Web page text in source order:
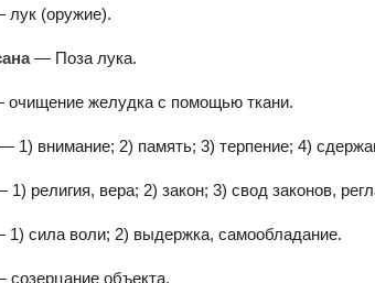
лук (оружие).
— Поза лука.
желудка с помощью ткани.
1) внимание; 2) память; 3) терпение; 4)
религия, вера; 2) закон; 3) свод законов,
сила воли; 2) выдержка, самообладание.
объекта.